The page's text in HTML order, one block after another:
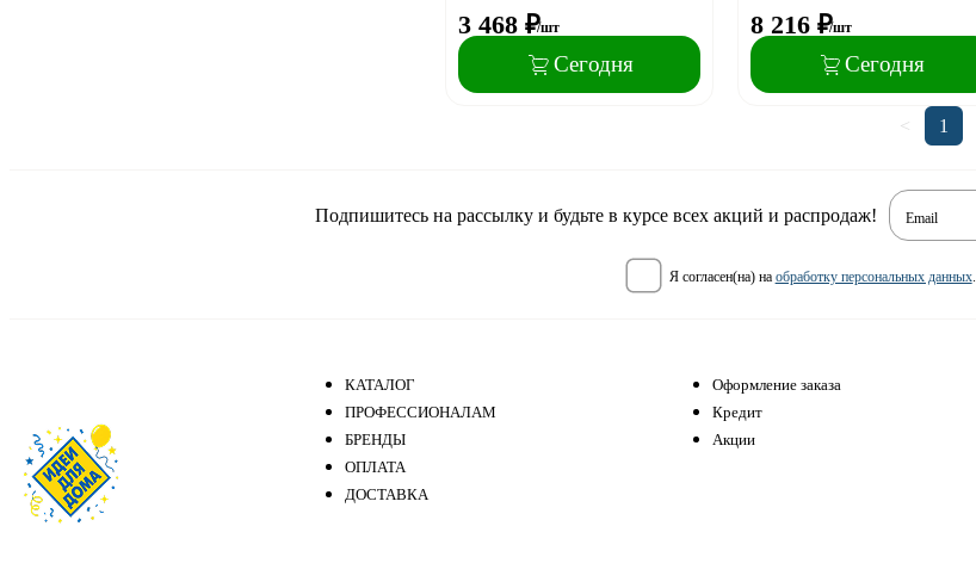
3 468 ₽/шт
Сегодня
8 216 ₽/шт
Сегодня
< 1
Подпишитесь на рассылку и будьте в курсе всех акций и распродаж! Email
я согласен(на) на обработку персональных данных.
КАТАЛОГ
ПРОФЕССИОНАЛАМ
БРЕНДЫ
ОПЛАТА
ДОСТАВКА
Оформление заказа
Кредит
Акции